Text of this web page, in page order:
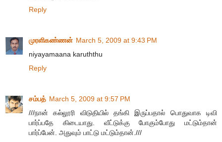
Reply
முரளிகண்ணன் March 5, 2009 at 9:43 PM
niyayamaana karuththu
Reply
சம்பத் March 5, 2009 at 9:57 PM
///நான் கல்லூரி விடுதியில் தங்கி இருப்பதால் பொதுவாக டிவி
பார்ப்பதே கிடையாது. வீட்டுக்கு போகும்போது மட்டும்தான்
பார்ப்பேன். அதுவும் பாட்டு மட்டும்தான்.///